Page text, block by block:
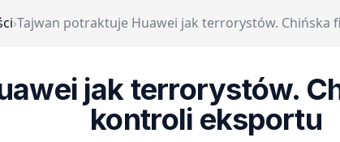
›Tajwan potraktuje Huawei jak terrorystów. Chińska
jak terrorystów.
kontroli eksportu